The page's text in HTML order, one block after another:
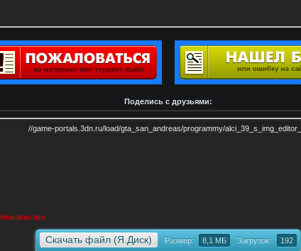
Поделись с друзьями:
Неизвестно
Скачать файл (Я.Диск) Размер: 8,1 МБ Загрузок: 192